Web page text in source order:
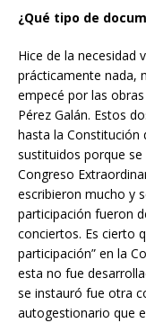
¿Qué tipo de
Hice de la necesidad
prácticamente nada,
empecé por las
Pérez Galán. Estos
hasta la Constitución
sustituidos porque
Congreso
escribieron mucho y
participación fueron
conciertos. Es cierto
participación” en la
esta no fue
se instauró fue otra
autogestionario que